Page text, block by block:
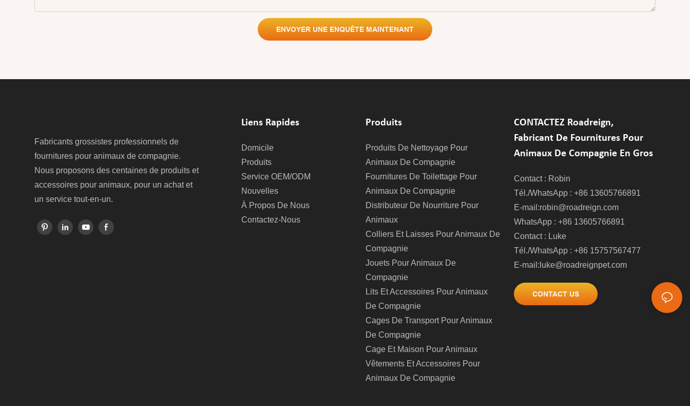
ENVOYER UNE ENQUÊTE MAINTENANT
Fabricants grossistes professionnels de
fournitures pour animaux de compagnie.
Nous proposons des centaines de produits et
accessoires pour animaux, pour un achat et
un service tout-en-un.
Liens Rapides
Domicile
Produits
Service OEM/ODM
Nouvelles
À Propos De Nous
Contactez-Nous
Produits
Produits De Nettoyage Pour
Animaux De Compagnie
Fournitures De Toilettage Pour
Animaux De Compagnie
Distributeur De Nourriture Pour
Animaux
Colliers Et Laisses Pour Animaux De
Compagnie
Jouets Pour Animaux De
Compagnie
Lits Et Accessoires Pour Animaux
De Compagnie
Cages De Transport Pour Animaux
De Compagnie
Cage Et Maison Pour Animaux
Vêtements Et Accessoires Pour
Animaux De Compagnie
CONTACTEZ Roadreign,
Fabricant De Fournitures Pour
Animaux De Compagnie En Gros
Contact : Robin
Tél./WhatsApp : +86 13605766891
E-mail:robin@roadreign.com
WhatsApp : +86 13605766891
Contact : Luke
Tél./WhatsApp : +86 15757567477
E-mail: luke@roadreignpet.com
CONTACT US